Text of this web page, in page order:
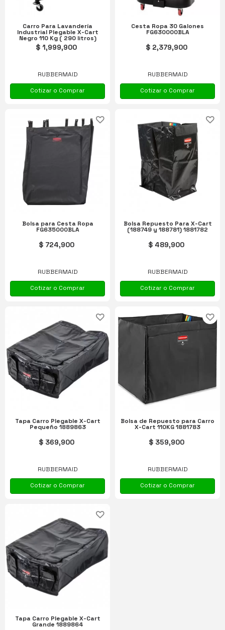
Carro Para Lavandería
Industrial Plegable X-Cart
Negro 110 Kg ( 290 litros)
1881750
$ 1,999,900
RUBBERMAID
Cotizar o Comprar
Cesta Ropa 30 Galones
FG630000BLA
$ 2,379,900
RUBBERMAID
Cotizar o Comprar
Bolsa para Cesta Ropa
FG635000BLA
$ 724,900
RUBBERMAID
Cotizar o Comprar
Bolsa Repuesto Para X-Cart
(188749 y 188781) 1881782
$ 489,900
RUBBERMAID
Cotizar o Comprar
Tapa Carro Plegable X-Cart
Pequeño 1889863
$ 369,900
RUBBERMAID
Cotizar o Comprar
Bolsa de Repuesto para Carro
X-Cart 110KG 1881783
$ 359,900
RUBBERMAID
Cotizar o Comprar
Tapa Carro Plegable X-Cart
Grande 1889864